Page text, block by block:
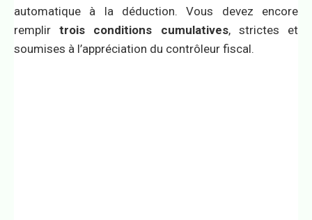
automatique à la déduction. Vous devez encore
remplirtrois conditions cumulatives, strictes et
soumises à l’appréciation du contrôleur fiscal.